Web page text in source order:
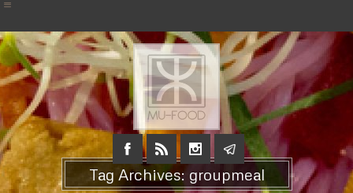
Tag Archives: groupmeal